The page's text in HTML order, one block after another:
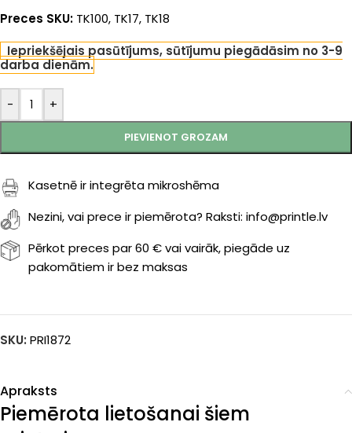
Preces SKU: TK100, TK17, TK18
Iepriekšējais pasūtījums, sūtījumu piegādāsim no 3-9
darba dienām.
- +
PIEVIENOT GROZAM
Kasetnē ir integrēta mikroshēma
Nezini, vai prece ir piemērota? Raksti: info@printle.lv
Pērkot preces par 60 € vai vairāk, piegāde uz
pakomātiem ir bez maksas
SKU: PRI1872
Apraksts
Piemērota lietošanai šiem